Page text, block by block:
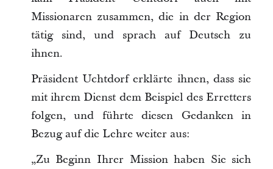
Missionaren zusammen, die in der Region
tätig sind, und sprach auf Deutsch zu
ihnen.
Präsident Uchtdorf erklärte ihnen, dass sie
mit ihrem Dienst dem Beispiel des Erretters
folgen, und führte diesen Gedanken in
Bezug auf die Lehre weiter aus:
„Zu Beginn Ihrer Mission haben Sie sich